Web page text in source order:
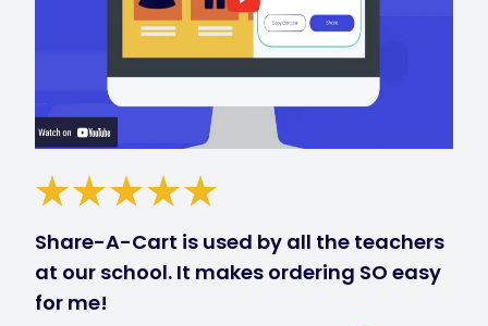
Share-A-Cart is used by all the teachers
at our school. It makes ordering SO easy
for me!